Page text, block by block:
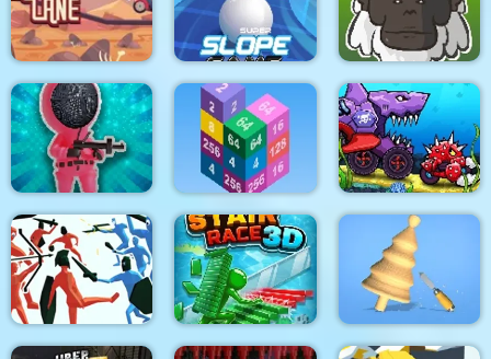
Two Lambo Rivals:
Drift
Coaster Racer 2
Shadow Fighters:
Hero Duel
Biker Lane Super Slope Game The Utans
Squiden Shoot Game Stacktris 2048
Car Eats Car:
Underwater
Adventure